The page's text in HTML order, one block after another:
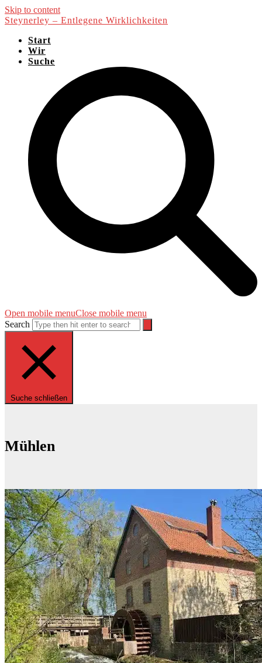
Skip to content
Steynerley – Entlegene Wirklichkeiten
Start
Wir
Suche
Open mobile menuClose mobile menu
Search
Suche schließen
Mühlen